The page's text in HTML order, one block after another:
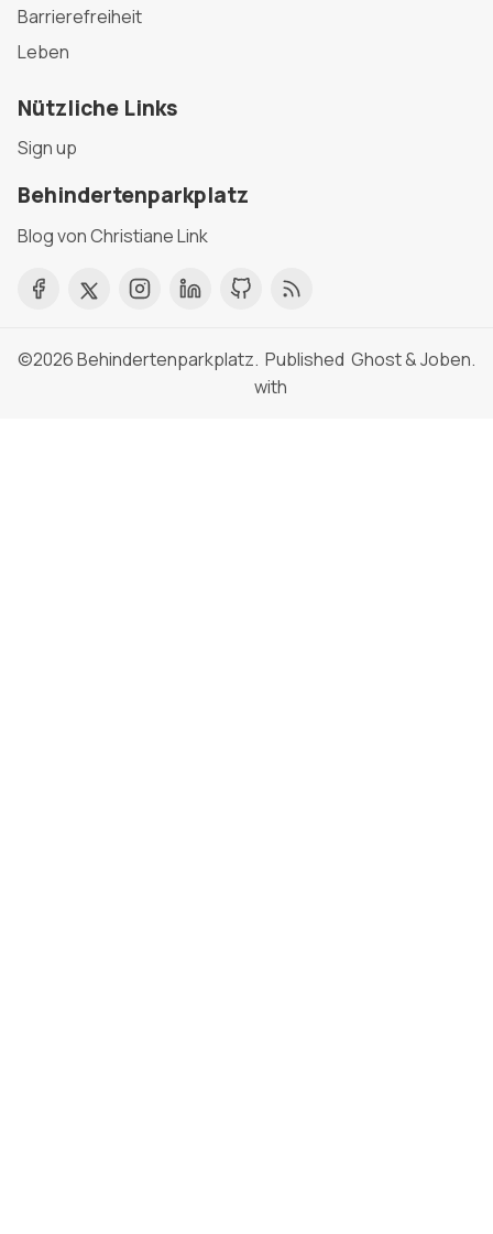
Barrierefreiheit
Leben
Nützliche Links
Sign up
Behindertenparkplatz
Blog von Christiane Link
©2026Behindertenparkplatz. Published
with
Ghost&Joben.